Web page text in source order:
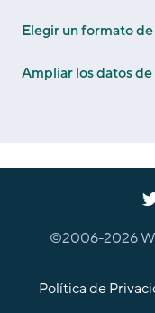
Elegir un formato
Ampliar los datos
©2006-2026
Política de